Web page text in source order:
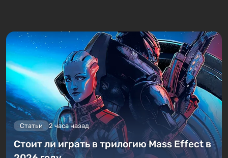
Статьи 2 часа назад
Стоит ли играть в трилогию Mass Effect в